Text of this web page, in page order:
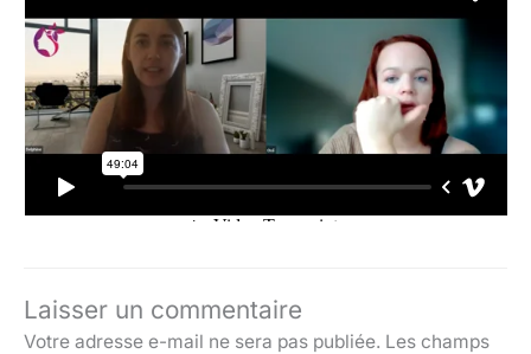
Laisser un commentaire
Votre adresse e-mail ne sera pas publiée. Les champs